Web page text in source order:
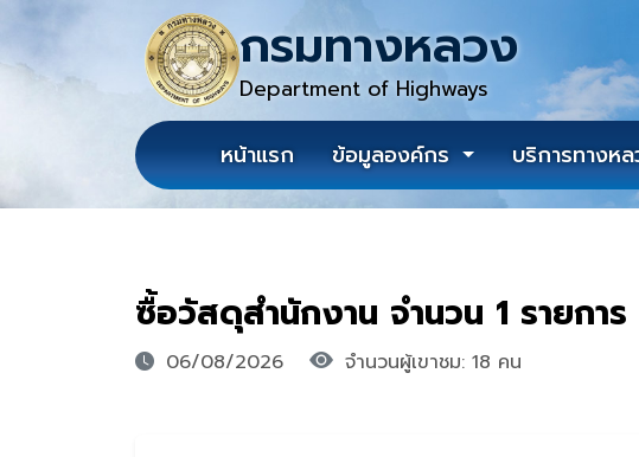
กรมทางหลวง
Department of Highways
หน้าแรก ข้อมูลองค์กร บริการทางห
ซื้อวัสดุสำนักงาน จำนวน 1 รายการ
06/08/2026 จำนวนผู้เขาชม: 18 คน